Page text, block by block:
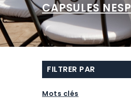
CAPSULES
FILTRER PAR
Mots clés